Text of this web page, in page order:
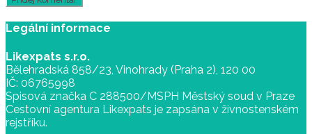
Legální informace
Likexpats s.r.o.
Bělehradská 858/23, Vinohrady (Praha 2), 120 00
IČ: 06765998
Spisová značka C 288500/MSPH Městský soud v Praze
Cestovní agentura Likexpats je zapsána v živnostenském
rejstříku.